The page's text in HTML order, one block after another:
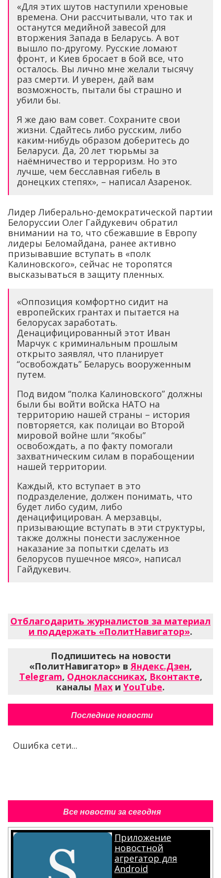
«Для этих шутов наступили хреновые
времена. Они рассчитывали, что так и
останутся медийной завесой для
вторжения Запада в Беларусь. А вот
вышло по-другому. Русские ломают
фронт, и Киев бросает в бой все, что
осталось. Вы лично мне желали тысячу
раз смерти. И уверен, дай вам
возможность, пытали бы страшно и
убили бы.
Я же даю вам совет. Сохраните свои
жизни. Сдайтесь либо русским, либо
каким-нибудь образом доберитесь до
Беларуси. Да, 20 лет тюрьмы за
наёмничество и терроризм. Но это
лучше, чем бесславная гибель в
донецких степях», – написал Азаренок.
Лидер Либерально-демократической партии
Белоруссии Олег Гайдукевич обратил
внимании на то, что сбежавшие в Европу
лидеры Беломайдана, ранее активно
призывавшие вступать в «полк
Калиновского», сейчас не торопятся
высказываться в защиту пленных.
«Оппозиция комфортно сидит на
европейских грантах и пытается на
белорусах заработать.
Денацифицированный этот Иван
Марчук с криминальным прошлым
открыто заявлял, что планирует
“освобождать” Беларусь вооруженным
путем.
Под видом “полка Калиновского” должны
были бы войти войска НАТО на
территорию нашей страны – история
повторяется, как полицаи во Второй
мировой войне шли “якобы”
освобождать, а по факту помогали
захватническим силам в порабощении
нашей территории.
Каждый, кто вступает в это
подразделение, должен понимать, что
будет либо судим, либо
денацифицирован. А мерзавцы,
призывающие вступать в эти структуры,
также должны понести заслуженное
наказание за попытки сделать из
белорусов пушечное мясо», написал
Гайдукевич.
Отблагодарить журналистов за материал
и поддержать «ПолитНавигатор».
Подпишитесь на новости
«ПолитНавигатор» вЯндекс.Дзен,
Telegram, Одноклассниках, Вконтакте,
каналы Max и YouTube.
Последние новости
Ошибка сети...
Все новости за сегодня
Приложение
новостной
агрегатор для
Android